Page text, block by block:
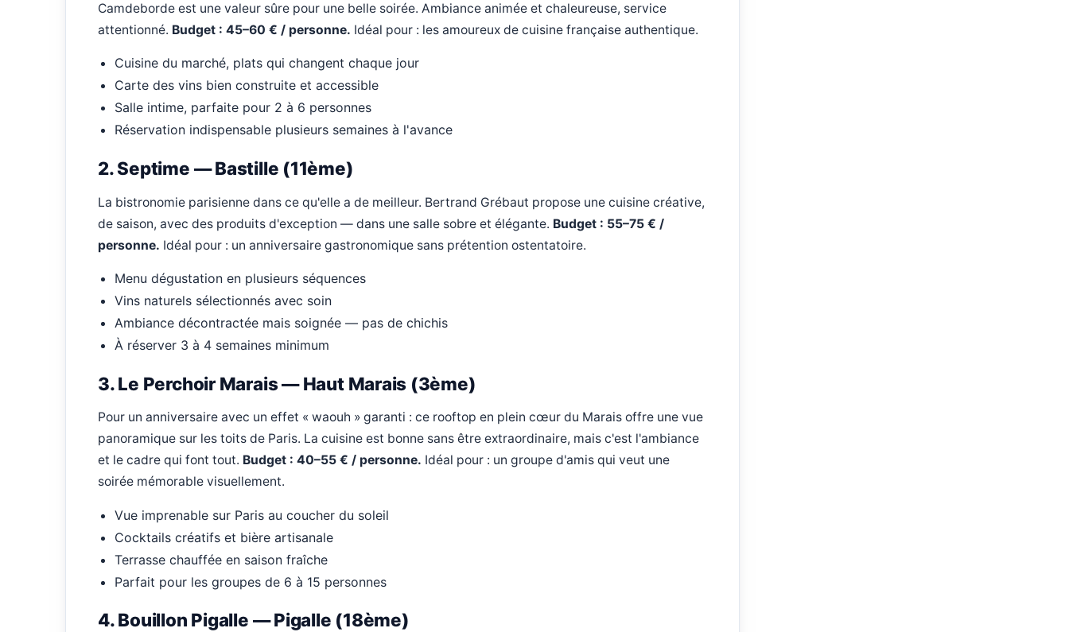
Camdeborde est une valeur sûre pour une belle soirée. Ambiance animée et chaleureuse, service
attentionné. Budget : 45–60 € / personne. Idéal pour : les amoureux de cuisine française authentique.
Cuisine du marché, plats qui changent chaque jour
Carte des vins bien construite et accessible
Salle intime, parfaite pour 2 à 6 personnes
Réservation indispensable plusieurs semaines à l'avance
2. Septime — Bastille (11ème)
La bistronomie parisienne dans ce qu'elle a de meilleur. Bertrand Grébaut propose une cuisine créative,
de saison, avec des produits d'exception — dans une salle sobre et élégante. Budget : 55–75 € /
personne. Idéal pour : un anniversaire gastronomique sans prétention ostentatoire.
Menu dégustation en plusieurs séquences
Vins naturels sélectionnés avec soin
Ambiance décontractée mais soignée — pas de chichis
À réserver 3 à 4 semaines minimum
3. Le Perchoir Marais — Haut Marais (3ème)
Pour un anniversaire avec un effet « waouh » garanti : ce rooftop en plein cœur du Marais offre une vue
panoramique sur les toits de Paris. La cuisine est bonne sans être extraordinaire, mais c'est l'ambiance
et le cadre qui font tout. Budget : 40–55 € / personne. Idéal pour : un groupe d'amis qui veut une
soirée mémorable visuellement.
Vue imprenable sur Paris au coucher du soleil
Cocktails créatifs et bière artisanale
Terrasse chauffée en saison fraîche
Parfait pour les groupes de 6 à 15 personnes
4. Bouillon Pigalle — Pigalle (18ème)